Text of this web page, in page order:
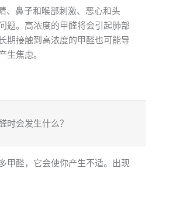
、鼻子和喉部刺激、恶心和头
题。高浓度的甲醛将会引起肺部
期接触到高浓度的甲醛也可能导
生焦虑。
时会发生什么？
甲醛，它会使你产生不适。出现